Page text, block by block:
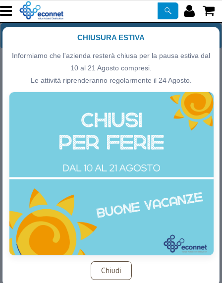
Home Page
Corsi
ASSISTENZA
Certificazioni
PROMO ATTIVE
CHIUSURA ESTIVA
Informiamo che l'azienda resterà chiusa per la pausa estiva dal
10 al 21 Agosto compresi.
Le attività riprenderanno regolarmente il 24 Agosto.
Chiudi
Hospitality – Le soluzioni integrabili di Econnet
Nuovi Fanvil PN1, PN8 e PN24